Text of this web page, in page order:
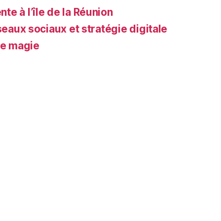
à l’île de la Réunion
sociaux et stratégie digitale
magie